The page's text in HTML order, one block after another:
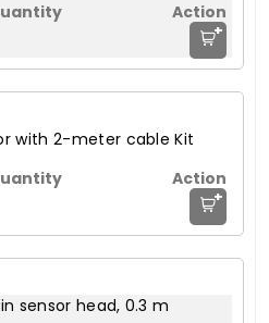
+
with 2-meter cable Kit
+
sensor head, 0.3 m